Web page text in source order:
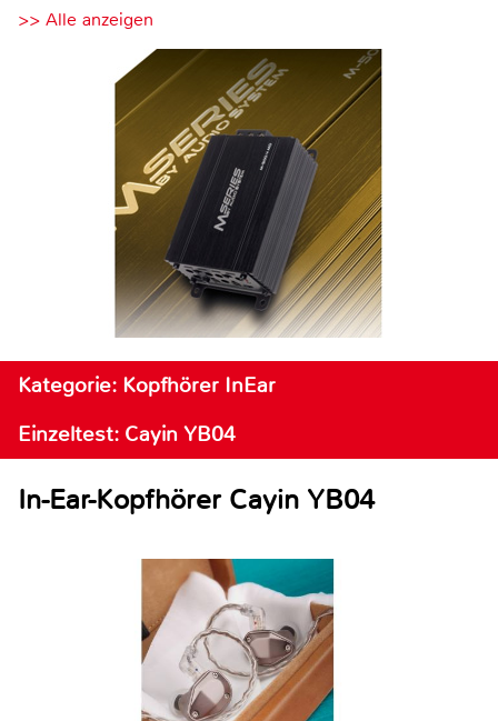
>> Alle anzeigen
Kategorie: Kopfhörer InEar
Einzeltest: Cayin YB04
In-Ear-Kopfhörer Cayin YB04